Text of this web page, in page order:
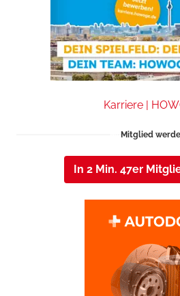
Karriere |
Mitglied
In 2 Min. 47er